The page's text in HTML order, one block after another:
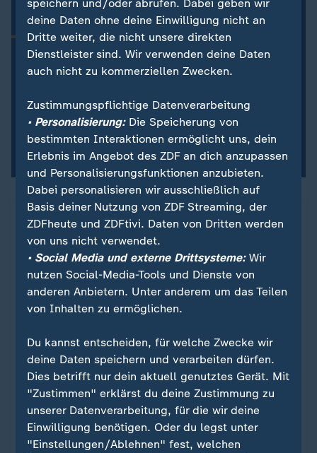
ZDFsportstudio Update
Dein Newsletter zur Fußball-WM 2026
Alle Highlights der WM-Spiele aus der Nacht, Updates
zum DFB-Team und die wichtigsten Nachrichten zur
Fußball-WM 2026 – kompakt und aktuell. Jetzt
abonnieren!
Newsletter abonnieren
Mit dem Abonnieren-Button akzeptieren Sie unsere
Nutzungsbedingungen.
Wo die Teams bei der Fußball-WM spielen
ZDFheute Infografik
Ein Klick für den Datenschutz
Für die Darstellung von ZDFheute Infografiken
wenn Sie hier klicken, werden die Grafiken
nachgeladen. Ihre IP-Adresse wird dabei an
externe Server von Datawrapper übertragen.
Über den Datenschutz von Datawrapper
können Sie sich auf der Seite des Anbieters
informieren. Um Ihre künftigen Besuche zu
erleichtern, speichern wir Ihre Zustimmung in
speichern und/oder abrufen. Dabei geben wir
deine Daten ohne deine Einwilligung nicht an
Dritte weiter, die nicht unsere direkten
Dienstleister sind. Wir verwenden deine Daten
auch nicht zu kommerziellen Zwecken.
Zustimmungspflichtige Datenverarbeitung
• Personalisierung:Die Speicherung von
bestimmten Interaktionen ermöglicht uns, dein
Erlebnis im Angebot des ZDF an dich anzupassen
und Personalisierungsfunktionen anzubieten.
Dabei personalisieren wir ausschließlich auf
Basis deiner Nutzung von ZDF Streaming, der
ZDFheute und ZDFtivi. Daten von Dritten werden
von uns nicht verwendet.
• Social Media und externe Drittsysteme:Wir
nutzen Social-Media-Tools und Dienste von
anderen Anbietern. Unter anderem um das Teilen
von Inhalten zu ermöglichen.
Du kannst entscheiden, für welche Zwecke wir
deine Daten speichern und verarbeiten dürfen.
Dies betrifft nur dein aktuell genutztes Gerät. Mit
"Zustimmen" erklärst du deine Zustimmung zu
unserer Datenverarbeitung, für die wir deine
Einwilligung benötigen. Oder du legst unter
"Einstellungen/Ablehnen" fest, welchen